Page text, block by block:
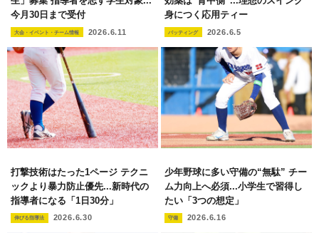
今月30日まで受付
大会・イベント・チーム情報 2026.6.11
身につく応用ティー
バッティング 2026.6.5
打撃技術はたった1ページ テクニ
ックより暴力防止優先...新時代の
指導者になる「1日30分」
伸びる指導法 2026.6.30
少年野球に多い守備の“無駄” チー
ム力向上へ必須...小学生で習得し
たい「3つの想定」
守備 2026.6.16